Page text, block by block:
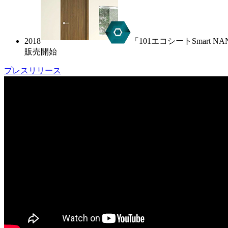
2018
「101エコシートSmart
販売開始
プレスリリース